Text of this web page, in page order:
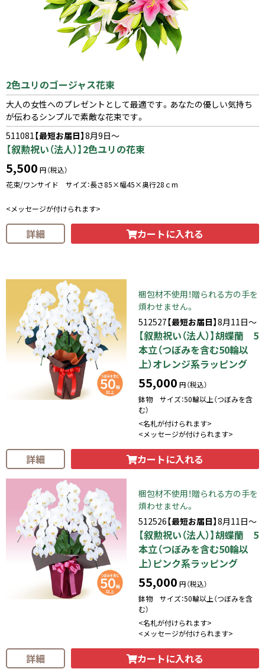
2色ユリのゴージャス花束
大人の女性へのプレゼントとして最適です。あなたの優しい気持ち
が伝わるシンプルで素敵な花束です。
511081【最短お届日】8月9日～
【叙勲祝い（法人）】2色ユリの花束
5,500 円（税込）
花束/ワンサイド サイズ：長さ85×幅45×奥行28ｃm
<メッセージが付けられます>
詳細 カートに入れる
梱包材不使用！贈られる方の手を
煩わせません。
512527【最短お届日】8月11日～
【叙勲祝い（法人）】胡蝶蘭 5
本立（つぼみを含む50輪以
上）オレンジ系ラッピング
55,000 円（税込）
鉢物 サイズ：50輪以上（つぼみを含
む）
<名札が付けられます>
<メッセージが付けられます>
詳細 カートに入れる
梱包材不使用！贈られる方の手を
煩わせません。
512526【最短お届日】8月11日～
【叙勲祝い（法人）】胡蝶蘭 5
本立（つぼみを含む50輪以
上）ピンク系ラッピング
55,000 円（税込）
鉢物 サイズ：50輪以上（つぼみを含
む）
<名札が付けられます>
<メッセージが付けられます>
詳細 カートに入れる